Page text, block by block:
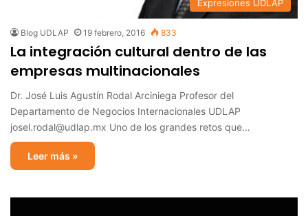
Expresiones UDLAP
Blog UDLAP 19 febrero, 2016 833
La integración cultural dentro de las
empresas multinacionales
Dr. José Luis Agustín Rodal Arciniega Profesor del
Departamento de Negocios Internacionales UDLAP
josel.rodal@udlap.mx Uno de los grandes retos que…
Leer más »